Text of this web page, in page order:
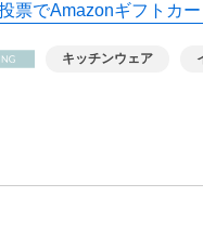
票でAmazonギフトカー
キッチンウェア